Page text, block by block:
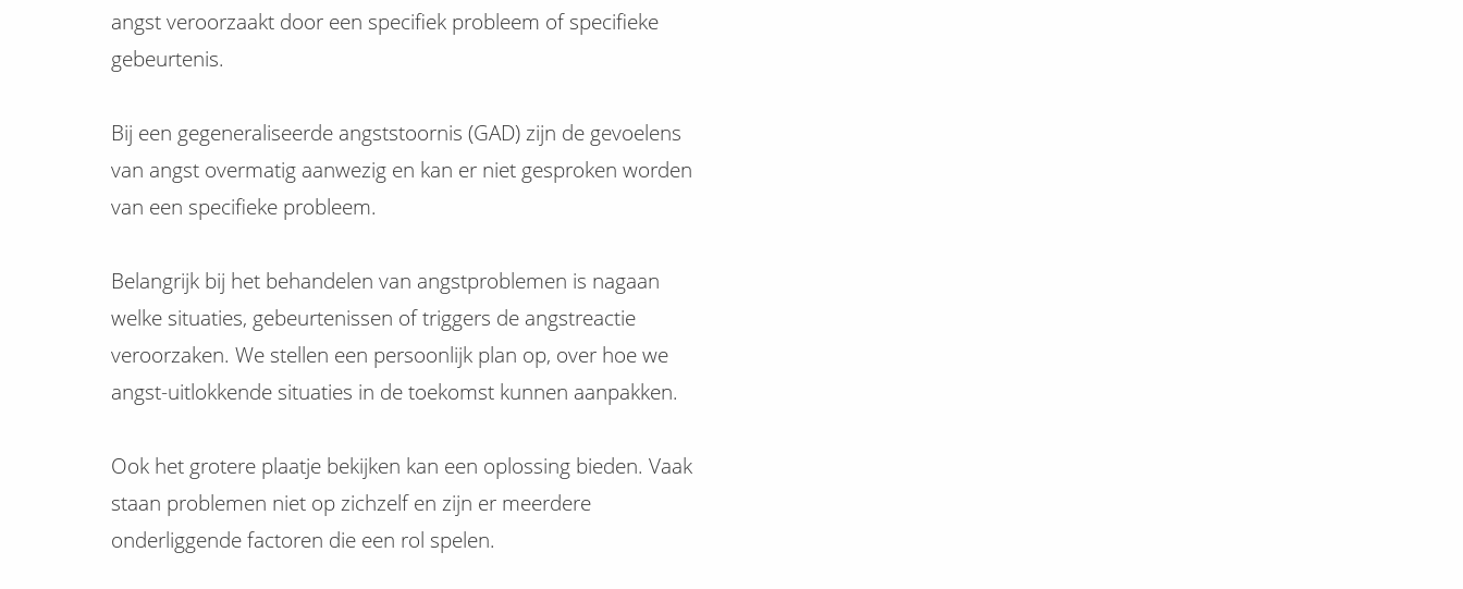
angst veroorzaakt door een specifiek probleem of specifieke
gebeurtenis.
Bij een gegeneraliseerde angststoornis (GAD) zijn de gevoelens
van angst overmatig aanwezig en kan er niet gesproken worden
van een specifieke probleem.
Belangrijk bij het behandelen van angstproblemen is nagaan
welke situaties, gebeurtenissen of triggers de angstreactie
veroorzaken. We stellen een persoonlijk plan op, over hoe we
angst-uitlokkende situaties in de toekomst kunnen aanpakken.
Ook het grotere plaatje bekijken kan een oplossing bieden. Vaak
staan problemen niet op zichzelf en zijn er meerdere
onderliggende factoren die een rol spelen.